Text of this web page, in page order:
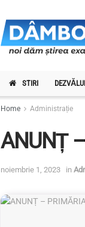
STIRI
Home Administrație
ANUNȚ
noiembrie 1, 2023 in